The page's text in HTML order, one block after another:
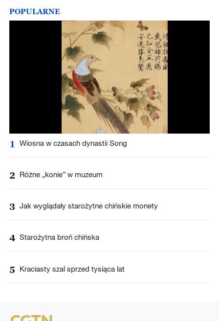
POPULARNE
1 Wiosna w czasach dynastii Song
2 Różne „konie” w muzeum
3 Jak wyglądały starożytne chińskie monety
4 Starożytna broń chińska
5 Kraciasty szal sprzed tysiąca lat